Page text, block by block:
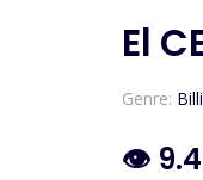
El
Genre:
👁